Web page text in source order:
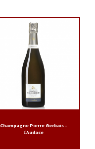
Champagne Pierre Gerbais –
L’Audace